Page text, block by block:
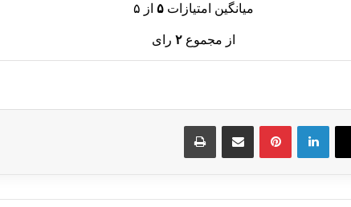
میانگین امتیازات ۵ از ۵
از مجموع ۲ رای
لینکدین پینترستاشتراک گذاری از طریق ایمیل چاپ